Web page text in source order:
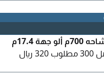
للبيع أرض في معيذر الجنوبي ألنشاحه 700م ألو جهة 17.4م
العمق 45م على شارع واحد القدم واصل 300 مطلوب 320 ريال